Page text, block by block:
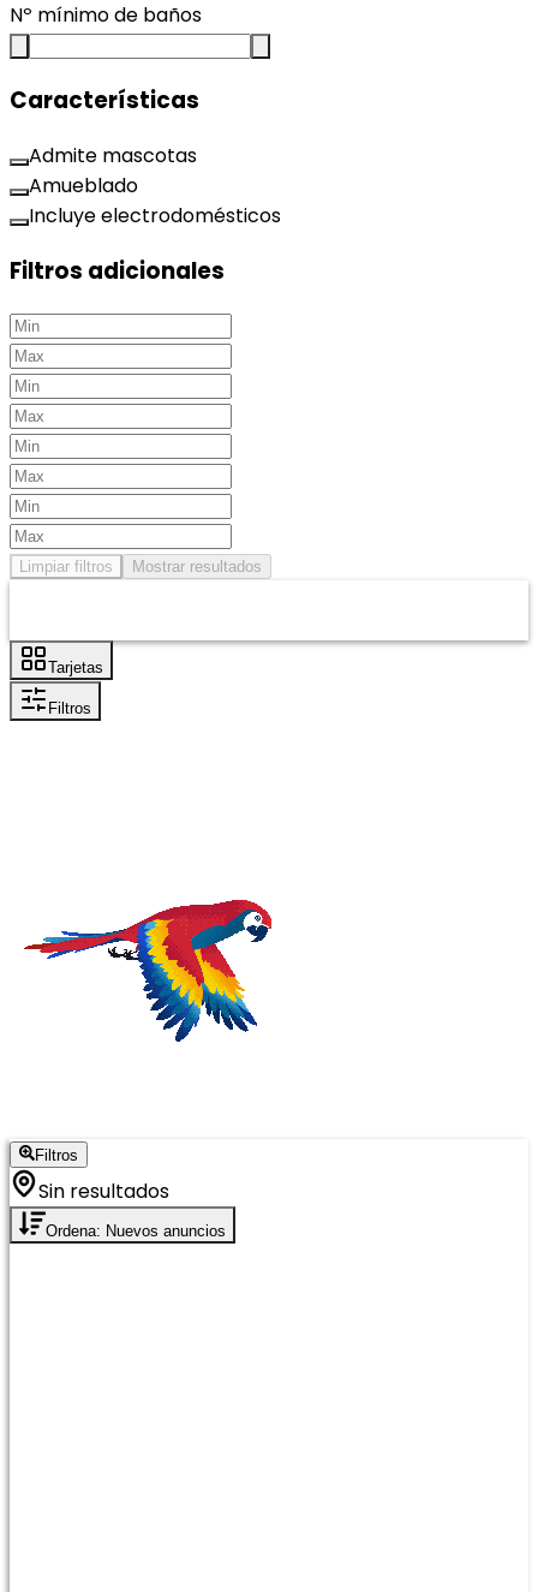
Nº mínimo de baños
Características
Admite mascotas
Amueblado
Incluye electrodomésticos
Filtros adicionales
Limpiar filtros Mostrar resultados
Tarjetas
Filtros
Filtros
Sin resultados
Ordena: Nuevos anuncios